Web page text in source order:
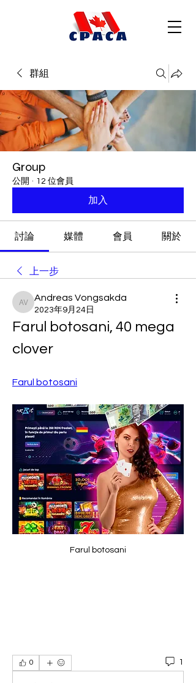
群組
Group
公開 · 12 位會員
加入
討論 媒體 會員 關於
上一步
Andreas Vongsakda
Andreas Vongsakda
2023年9月24日
Farul botosani, 40 mega
clover
Farul botosani
Farul botosani
0 1